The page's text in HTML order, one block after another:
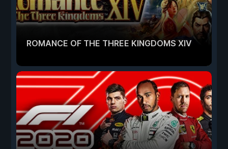
ROMANCE OF THE THREE KINGDOMS XIV